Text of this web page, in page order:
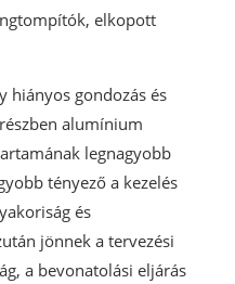
elkopott
hiányos gondozás és
alumínium
legnagyobb
tényező a kezelés
és
jönnek a tervezési
a bevonatolási eljárás